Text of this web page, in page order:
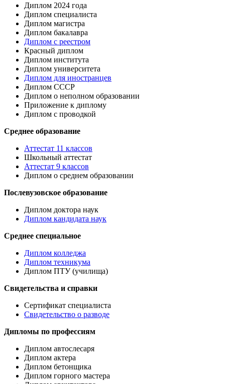
Диплом 2024 года
Диплом специалиста
Диплом магистра
Диплом бакалавра
Диплом с реестром
Красный диплом
Диплом института
Диплом университета
Диплом для иностранцев
Диплом СССР
Диплом о неполном образовании
Приложение к диплому
Диплом с проводкой
Среднее образование
Аттестат 11 классов
Школьный аттестат
Аттестат 9 классов
Диплом о среднем образовании
Послевузовское образование
Диплом доктора наук
Диплом кандидата наук
Среднее специальное
Диплом колледжа
Диплом техникума
Диплом ПТУ (училища)
Свидетельства и справки
Сертификат специалиста
Свидетельство о разводе
Дипломы по профессиям
Диплом автослесаря
Диплом актера
Диплом бетонщика
Диплом горного мастера